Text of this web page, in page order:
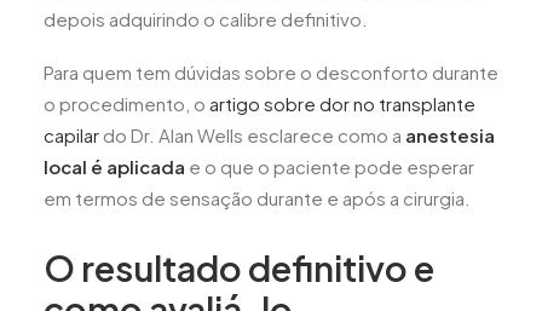
depois adquirindo o calibre definitivo.
Para quem tem dúvidas sobre o desconforto durante
o procedimento, o artigo sobre dor no transplante
capilar do Dr. Alan Wells esclarece como a anestesia
local é aplicada e o que o paciente pode esperar
em termos de sensação durante e após a cirurgia.
O resultado definitivo e